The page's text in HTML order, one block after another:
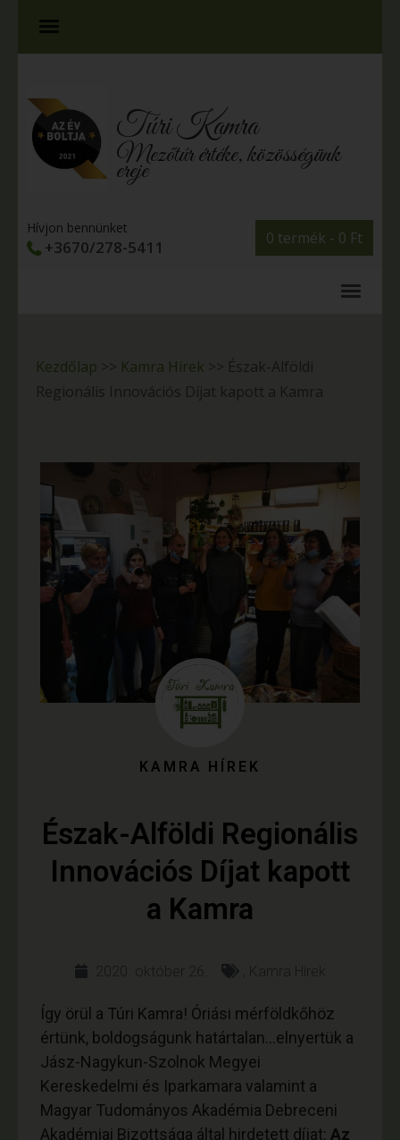
Túri Kamra
Mezőtúr értéke, közösségünk
ereje
0 termék - 0 Ft
Hívjon bennünket
+3670/278-5411
Kezdőlap >> Kamra Hírek >> Észak-Alföldi
Regionális Innovációs Díjat kapott a Kamra
KAMRA HÍREK
Észak-Alföldi Regionális
Innovációs Díjat kapott
a Kamra
2020. október 26. , Kamra Hírek
Így örül a Túri Kamra! Óriási mérföldkőhöz
értünk, boldogságunk határtalan…elnyertük a
Jász-Nagykun-Szolnok Megyei
Kereskedelmi és Iparkamara valamint a
Magyar Tudományos Akadémia Debreceni
Akadémiai Bizottsága által hirdetett díjat: Az